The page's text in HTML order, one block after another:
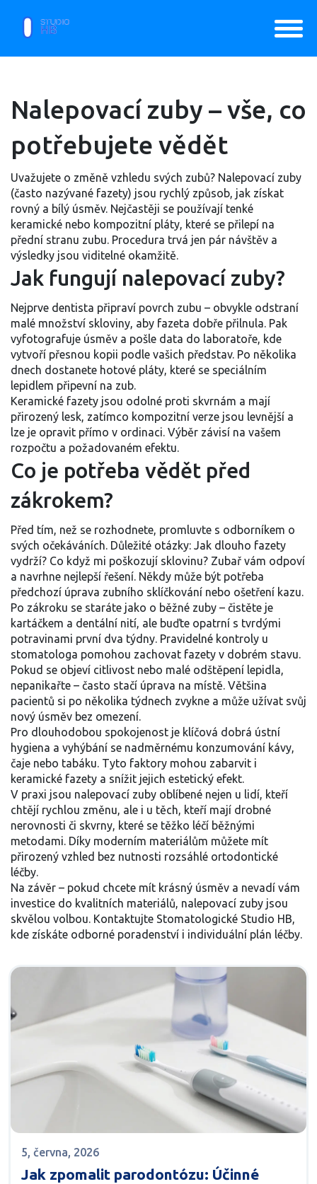
Nalepovací zuby – vše, co
potřebujete vědět
Uvažujete o změně vzhledu svých zubů? Nalepovací zuby
(často nazývané fazety) jsou rychlý způsob, jak získat
rovný a bílý úsměv. Nejčastěji se používají tenké
keramické nebo kompozitní pláty, které se přilepí na
přední stranu zubu. Procedura trvá jen pár návštěv a
výsledky jsou viditelné okamžitě.
Jak fungují nalepovací zuby?
Nejprve dentista připraví povrch zubu – obvykle odstraní
malé množství skloviny, aby fazeta dobře přilnula. Pak
vyfotografuje úsměv a pošle data do laboratoře, kde
vytvoří přesnou kopii podle vašich představ. Po několika
dnech dostanete hotové pláty, které se speciálním
lepidlem připevní na zub.
Keramické fazety jsou odolné proti skvrnám a mají
přirozený lesk, zatímco kompozitní verze jsou levnější a
lze je opravit přímo v ordinaci. Výběr závisí na vašem
rozpočtu a požadovaném efektu.
Co je potřeba vědět před
zákrokem?
Před tím, než se rozhodnete, promluvte s odborníkem o
svých očekáváních. Důležité otázky: Jak dlouho fazety
vydrží? Co když mi poškozují sklovinu? Zubař vám odpoví
a navrhne nejlepší řešení. Někdy může být potřeba
předchozí úprava zubního sklíčkování nebo ošetření kazu.
Po zákroku se staráte jako o běžné zuby – čistěte je
kartáčkem a dentální nití, ale buďte opatrní s tvrdými
potravinami první dva týdny. Pravidelné kontroly u
stomatologa pomohou zachovat fazety v dobrém stavu.
Pokud se objeví citlivost nebo malé odštěpení lepidla,
nepanikařte – často stačí úprava na místě. Většina
pacientů si po několika týdnech zvykne a může užívat svůj
nový úsměv bez omezení.
Pro dlouhodobou spokojenost je klíčová dobrá ústní
hygiena a vyhýbání se nadměrnému konzumování kávy,
čaje nebo tabáku. Tyto faktory mohou zabarvit i
keramické fazety a snížit jejich estetický efekt.
V praxi jsou nalepovací zuby oblíbené nejen u lidí, kteří
chtějí rychlou změnu, ale i u těch, kteří mají drobné
nerovnosti či skvrny, které se těžko léčí běžnými
metodami. Díky moderním materiálům můžete mít
přirozený vzhled bez nutnosti rozsáhlé ortodontické
léčby.
Na závěr – pokud chcete mít krásný úsměv a nevadí vám
investice do kvalitních materiálů, nalepovací zuby jsou
skvělou volbou. Kontaktujte Stomatologické Studio HB,
kde získáte odborné poradenství i individuální plán léčby.
5, června, 2026
Jak zpomalit parodontózu: Účinné